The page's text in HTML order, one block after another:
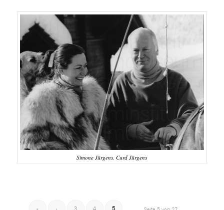
Simone Jürgens, Curd Jürgens